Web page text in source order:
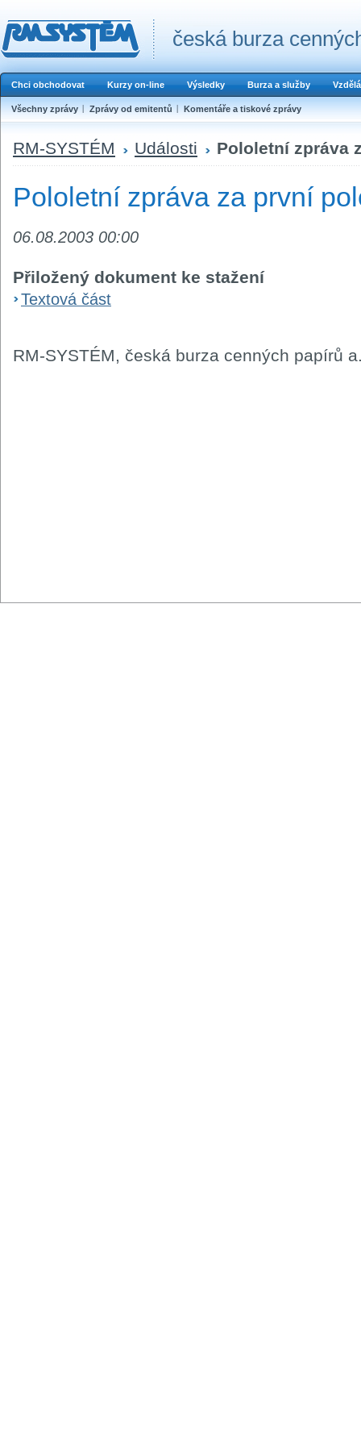
česká burza
Chci obchodovat Kurzy on-line Výsledky Burza a služby
Všechny zprávy Zprávy od emitentů Komentáře a tiskové zprávy
RM-SYSTÉM Události Pololetní zpráva
Pololetní zpráva za první
06.08.2003 00:00
Přiložený dokument ke stažení
Textová část
RM-SYSTÉM, česká burza cenných papírů